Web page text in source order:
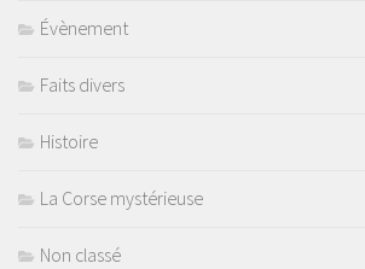
Évènement
Faits divers
Histoire
La Corse mystérieuse
Non classé